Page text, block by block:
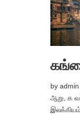
by admin
ஆறு க